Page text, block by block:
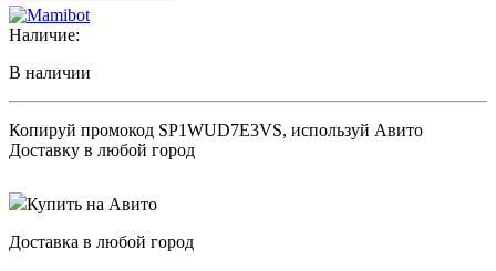
Наличие:
В наличии
Копируй промокод SP1WUD7E3VS, используй Авито
Доставку в любой город
Купить на Авито
Доставка в любой город